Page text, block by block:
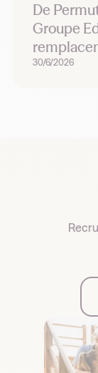
De
Groupe
30/6/2026